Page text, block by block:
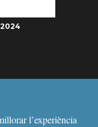
2024
l’experiència